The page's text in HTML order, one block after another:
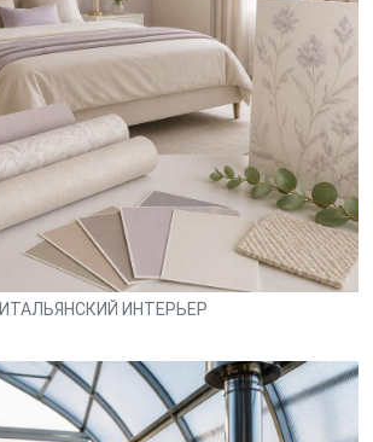
ИТАЛЬЯНСКИЙ ИНТЕРЬЕР